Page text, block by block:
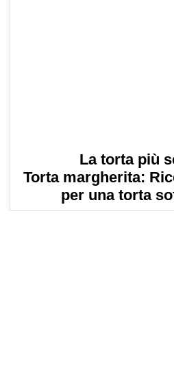
La torta più
Torta margherita:
per una torta